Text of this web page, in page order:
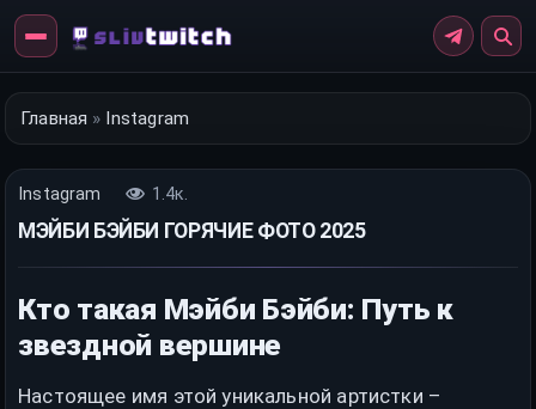
Перейти
контенту
Главная » Instagram
Instagram 1.4к.
МЭЙБИ БЭЙБИ ГОРЯЧИЕ ФОТО 2025
Кто такая Мэйби Бэйби: Путь к
звездной вершине
Настоящее имя этой уникальной артистки –